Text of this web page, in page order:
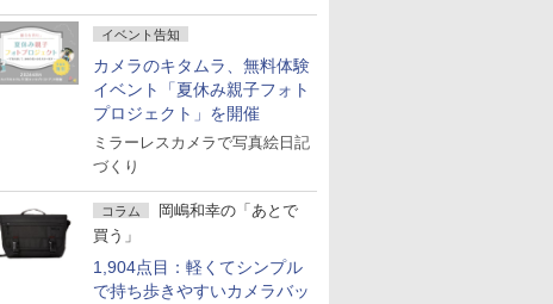
イベント告知
カメラのキタムラ、無料体験
イベント「夏休み親子フォト
プロジェクト」を開催
ミラーレスカメラで写真絵日記
づくり
コラム
岡嶋和幸の「あとで
買う」
1,904点目：軽くてシンプル
で持ち歩きやすいカメラバッ